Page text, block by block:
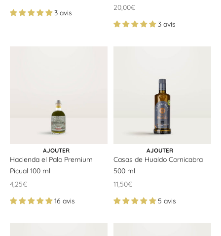
3 avis
Offrir un prix
20,00€
3 avis
AJOUTER AU PANIER
AJOUTER
Hacienda el Palo Premium
Picual 100 ml
Offrir un prix
4,25€
16 avis
AJOUTER AU PANIER
AJOUTER
Casas de Hualdo Cornicabra
500 ml
Offrir un prix
11,50€
5 avis